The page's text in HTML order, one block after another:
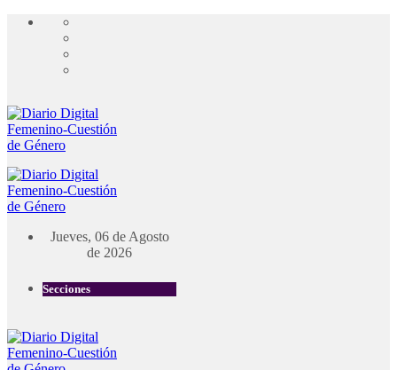
Jueves, 06 de Agosto
de 2026
Secciones